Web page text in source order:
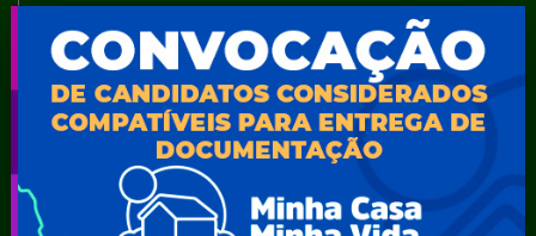
Serviços digitais
Telefones Úteis
TV Web
Vice-Prefeito
Agência Municipal de Meio Ambiente – AMMA
Assistência Social e Cidadania